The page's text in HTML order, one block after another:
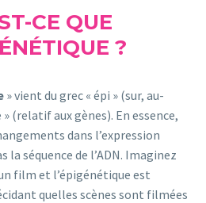
CE QUE
?
» vient du grec « épi » (sur, au-
(relatif aux gènes). En essence,
dans l’expression
la séquence de l’ADN. Imaginez
film et l’épigénétique est
quelles scènes sont filmées